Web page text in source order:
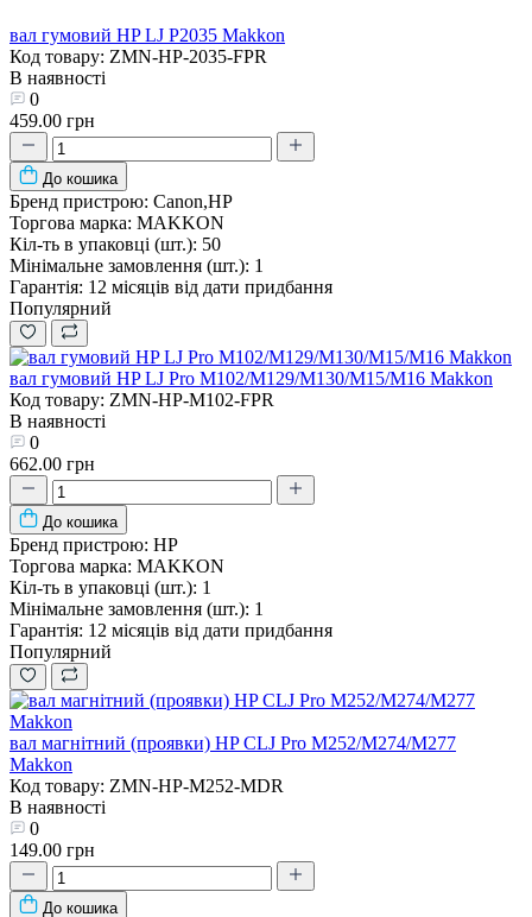
вал гумовий HP LJ P2035 Makkon
Код товару: ZMN-HP-2035-FPR
В наявності
0
459.00 грн
До кошика
Бренд пристрою: Canon,HP
Торгова марка: MAKKON
Кіл-ть в упаковці (шт.): 50
Мінімальне замовлення (шт.): 1
Гарантія: 12 місяців від дати придбання
Популярний
вал гумовий HP LJ Pro M102/M129/M130/M15/M16 Makkon
Код товару: ZMN-HP-M102-FPR
В наявності
0
662.00 грн
До кошика
Бренд пристрою: HP
Торгова марка: MAKKON
Кіл-ть в упаковці (шт.): 1
Мінімальне замовлення (шт.): 1
Гарантія: 12 місяців від дати придбання
Популярний
вал магнітний (проявки) HP CLJ Pro M252/M274/M277
Makkon
Код товару: ZMN-HP-M252-MDR
В наявності
0
149.00 грн
До кошика